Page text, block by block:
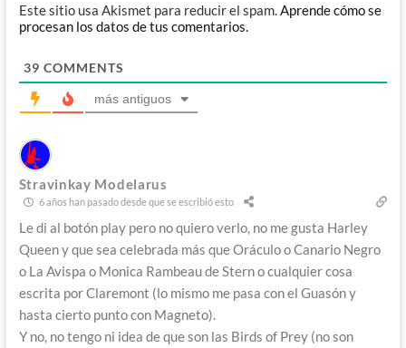
Este sitio usa Akismet para reducir el spam.Aprende cómo se
procesan los datos de tus comentarios.
39 COMMENTS
más antiguos
Stravinkay Modelarus
6 años han pasado desde que se escribió esto
Le di al botón play pero no quiero verlo, no me gusta Harley
Queen y que sea celebrada más que Oráculo o Canario Negro
o La Avispa o Monica Rambeau de Stern o cualquier cosa
escrita por Claremont (lo mismo me pasa con el Guasón y
hasta cierto punto con Magneto).
Y no, no tengo ni idea de que son las Birds of Prey (no son